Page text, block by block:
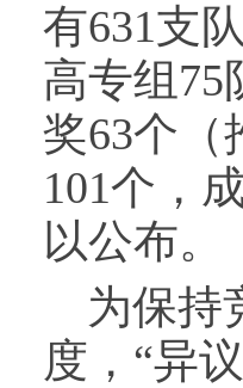
有631支
高专组75
奖63个（
101个，
以公布。
为保持
度，“异